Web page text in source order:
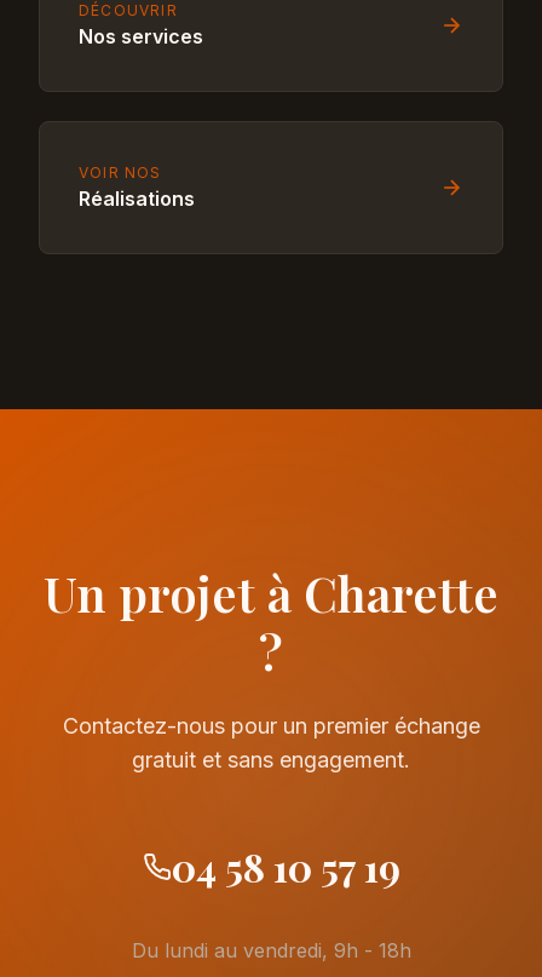
DÉCOUVRIR
Nos services
VOIR NOS
Réalisations
Un projet à Charette
?
Contactez-nous pour un premier échange
gratuit et sans engagement.
04 58 10 57 19
Du lundi au vendredi, 9h - 18h